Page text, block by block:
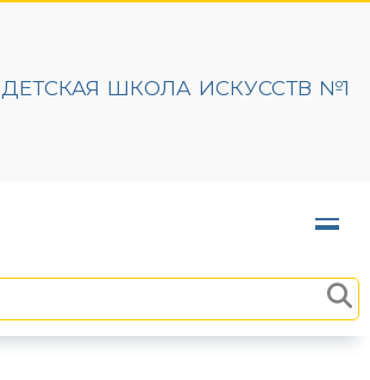
ДЕТСКАЯ ШКОЛА ИСКУССТВ №1